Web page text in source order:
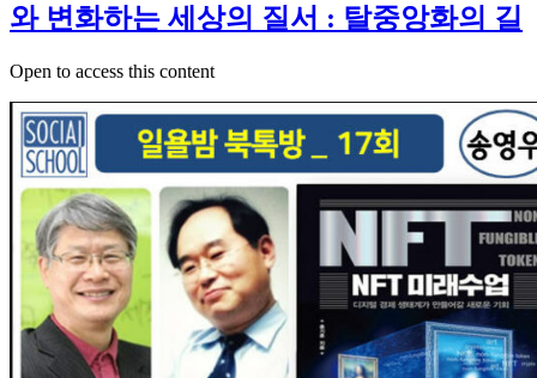
와 변화하는 세상의 질서 : 탈중앙화의 길
Open to access this content